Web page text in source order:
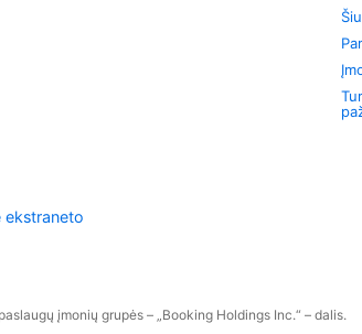
ekstraneto
įmonių grupės – „Booking Holdings Inc.“ – dalis.